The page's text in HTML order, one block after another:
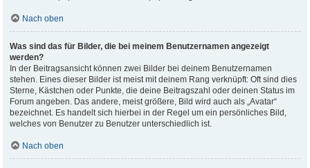
Nach oben
Was sind das für Bilder, die bei meinem Benutzernamen angezeigt
werden?
In der Beitragsansicht können zwei Bilder bei deinem Benutzernamen
stehen. Eines dieser Bilder ist meist mit deinem Rang verknüpft: Oft sind dies
Sterne, Kästchen oder Punkte, die deine Beitragszahl oder deinen Status im
Forum angeben. Das andere, meist größere, Bild wird auch als „Avatar“
bezeichnet. Es handelt sich hierbei in der Regel um ein persönliches Bild,
welches von Benutzer zu Benutzer unterschiedlich ist.
Nach oben